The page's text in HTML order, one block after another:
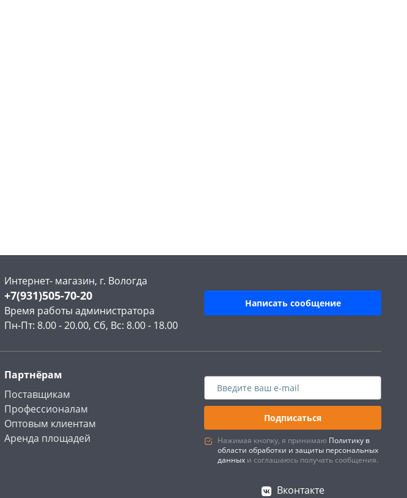
Интернет- магазин, г. Вологда
+7(931)505-70-20
Время работы администратора
Пн-Пт: 8.00 - 20.00, Сб, Вс: 8.00 - 18.00
Написать сообщение
Партнёрам
Поставщикам
Профессионалам
Оптовым клиентам
Аренда площадей
Подписаться
Нажимая кнопку, я принимаю Политику в
области обработки и защиты персональных
данных и соглашаюсь получать сообщения.
Вконтакте
раз в 2 недели